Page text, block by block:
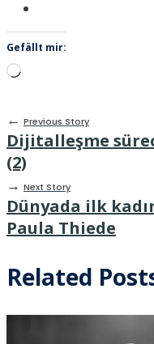
Gefällt mir:
Wird
← Previous Story
Dijitalleşme
(2)
→ Next Story
Dünyada ilk
Paula Thiede
Related